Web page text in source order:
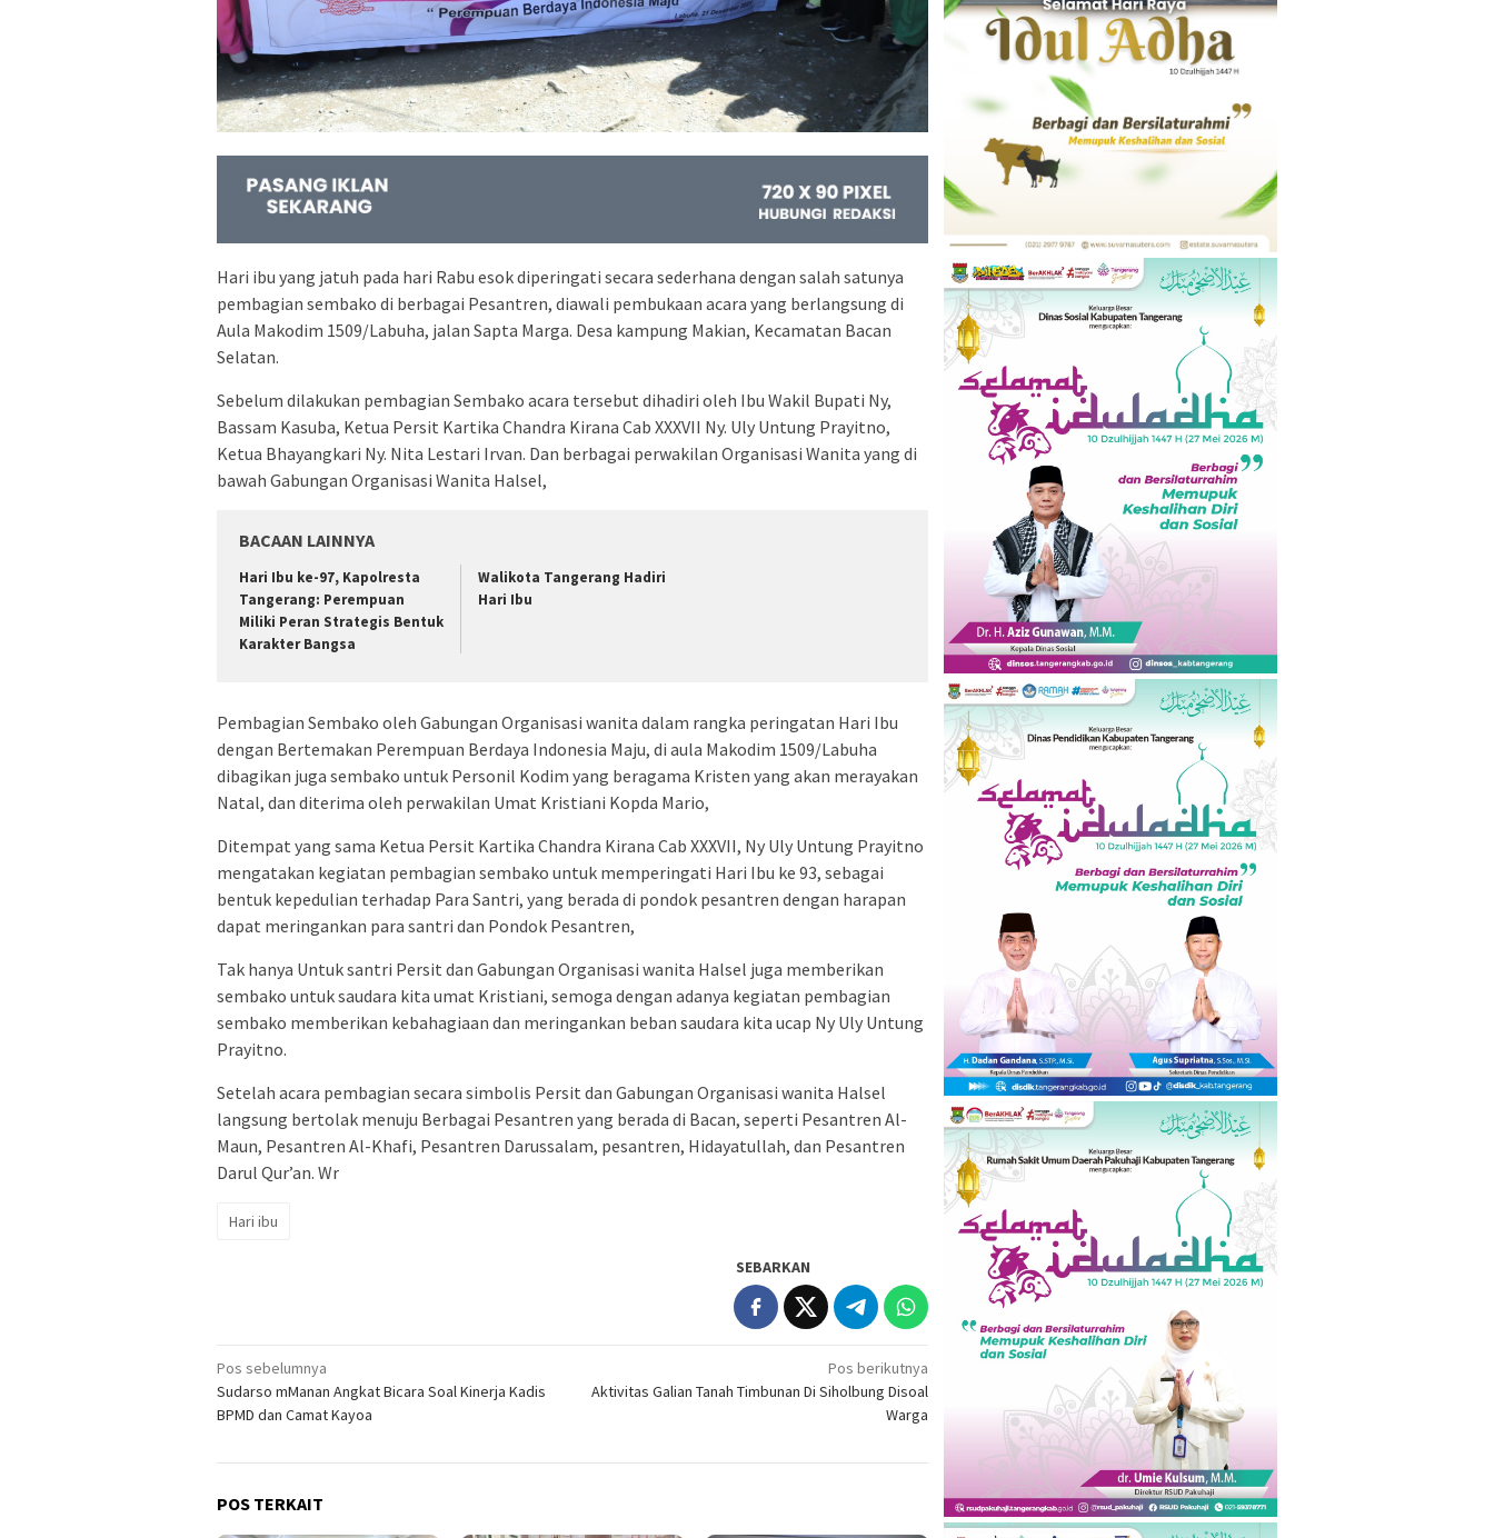
Hari ibu yang jatuh pada hari Rabu esok diperingati secara sederhana dengan salah satunya
pembagian sembako di berbagai Pesantren, diawali pembukaan acara yang berlangsung di
Aula Makodim 1509/Labuha, jalan Sapta Marga. Desa kampung Makian, Kecamatan Bacan
Selatan.
Sebelum dilakukan pembagian Sembako acara tersebut dihadiri oleh Ibu Wakil Bupati Ny,
Bassam Kasuba, Ketua Persit Kartika Chandra Kirana Cab XXXVII Ny. Uly Untung Prayitno,
Ketua Bhayangkari Ny. Nita Lestari Irvan. Dan berbagai perwakilan Organisasi Wanita yang di
bawah Gabungan Organisasi Wanita Halsel,
BACAAN LAINNYA
Hari Ibu ke-97, Kapolresta
Tangerang: Perempuan
Miliki Peran Strategis Bentuk
Karakter Bangsa
Walikota Tangerang Hadiri
Hari Ibu
Pembagian Sembako oleh Gabungan Organisasi wanita dalam rangka peringatan Hari Ibu
dengan Bertemakan Perempuan Berdaya Indonesia Maju, di aula Makodim 1509/Labuha
dibagikan juga sembako untuk Personil Kodim yang beragama Kristen yang akan merayakan
Natal, dan diterima oleh perwakilan Umat Kristiani Kopda Mario,
Ditempat yang sama Ketua Persit Kartika Chandra Kirana Cab XXXVII, Ny Uly Untung Prayitno
mengatakan kegiatan pembagian sembako untuk memperingati Hari Ibu ke 93, sebagai
bentuk kepedulian terhadap Para Santri, yang berada di pondok pesantren dengan harapan
dapat meringankan para santri dan Pondok Pesantren,
Tak hanya Untuk santri Persit dan Gabungan Organisasi wanita Halsel juga memberikan
sembako untuk saudara kita umat Kristiani, semoga dengan adanya kegiatan pembagian
sembako memberikan kebahagiaan dan meringankan beban saudara kita ucap Ny Uly Untung
Prayitno.
Setelah acara pembagian secara simbolis Persit dan Gabungan Organisasi wanita Halsel
langsung bertolak menuju Berbagai Pesantren yang berada di Bacan, seperti Pesantren Al-
Maun, Pesantren Al-Khafi, Pesantren Darussalam, pesantren, Hidayatullah, dan Pesantren
Darul Qur’an. Wr
Hari ibu
SEBARKAN
Navigasi
pos
Pos sebelumnya
Sudarso mManan Angkat Bicara Soal Kinerja Kadis
BPMD dan Camat Kayoa
Pos berikutnya
Aktivitas Galian Tanah Timbunan Di Siholbung Disoal
Warga
POS TERKAIT